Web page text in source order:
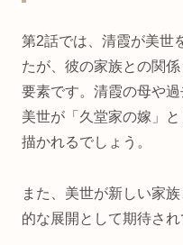
第2話では、清霞が美世
たが、彼の家族との関
要素です。清霞の母や過
美世が「久堂家の嫁」
描かれるでしょう。
また、美世が新しい家
的な展開として期待され